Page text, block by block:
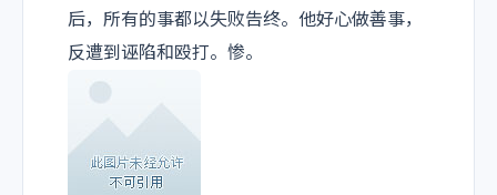
后，所有的事都以失败告终。他好心做善事，
反遭到诬陷和殴打。惨。